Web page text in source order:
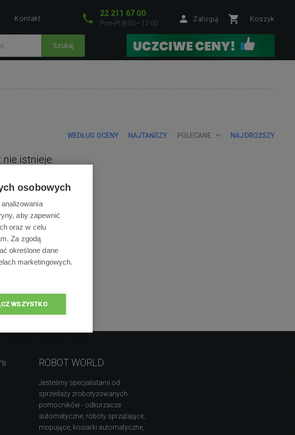
22 211 67 00
Pon-Pt 8:00—17:00
Zaloguj Koszyk
Szukaj
WEDŁUG OCENY NAJTAŃSZY POLECANE NAJDROŻSZY
istnieje.
Kontakt
ROBOT WORLD
Jesteśmy specjalistami od
sprzedaży zrobotyzowanych
pomocników - odkurzacze
automatyczne, roboty sprzątające,
mopujące, kosiarki automatyczne,
osobowych
aby zapewnić
oraz w celu
Za zgodą
określone dane
marketingowych.
WSZYSTKO